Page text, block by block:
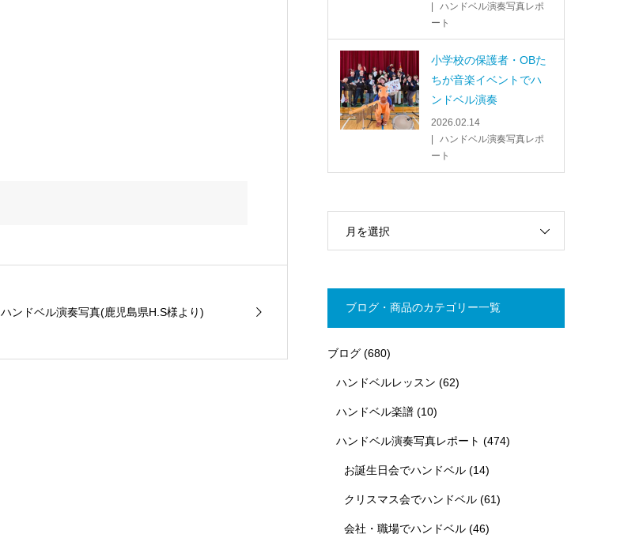
ハンドベル演奏写真(鹿児島県H.S様より)
ハンドベル演奏写真レポ
ート
小学校の保護者・OBた
ちが音楽イベントでハ
ンドベル演奏
2026.02.14
ハンドベル演奏写真レポ
ート
月を選択
ブログ・商品のカテゴリー一覧
ブログ (680)
ハンドベルレッスン (62)
ハンドベル楽譜(10)
ハンドベル演奏写真レポート (474)
お誕生日会でハンドベル (14)
クリスマス会でハンドベル (61)
会社・職場でハンドベル (46)